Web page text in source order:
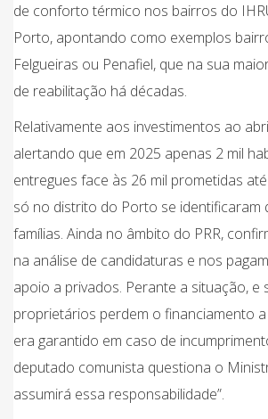
de conforto térmico nos bairros do
Porto, apontando como exemplos
Felgueiras ou Penafiel, que na sua
de reabilitação há décadas.
Relativamente aos investimentos ao
alertando que em 2025 apenas 2 mil
entregues face às 26 mil prometidas
só no distrito do Porto se identificaram
famílias. Ainda no âmbito do PRR,
na análise de candidaturas e nos
apoio a privados. Perante a situação, e
proprietários perdem o financiamento
era garantido em caso de
deputado comunista questiona o
assumirá essa responsabilidade”.